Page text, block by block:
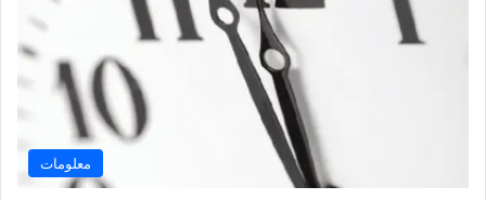
معلومات